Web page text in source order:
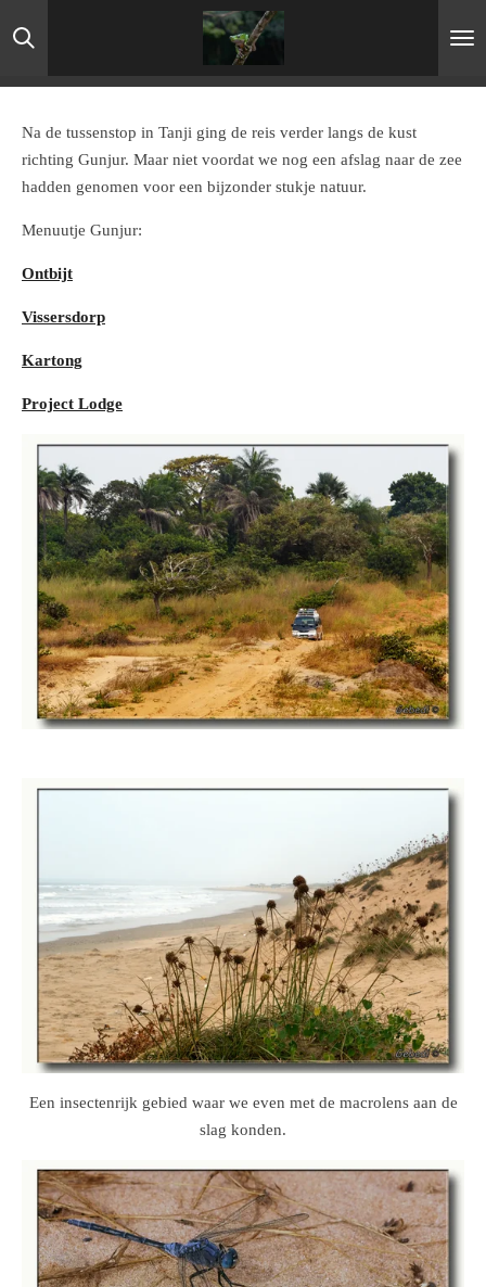
Ga
direct
hoofdinhoud
Na de tussenstop in Tanji ging de reis verder langs de kust
richting Gunjur. Maar niet voordat we nog een afslag naar de zee
hadden genomen voor een bijzonder stukje natuur.
Menuutje Gunjur:
Ontbijt
Vissersdorp
Kartong
Project Lodge
Een insectenrijk gebied waar we even met de macrolens aan de
slag konden.